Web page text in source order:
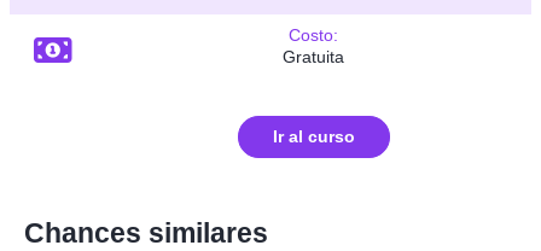
Costo:
Gratuita
Ir al curso
Chances similares